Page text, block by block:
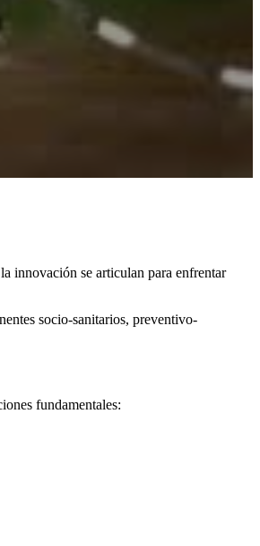
innovación se articulan para enfrentar
socio-sanitarios, preventivo-
fundamentales: